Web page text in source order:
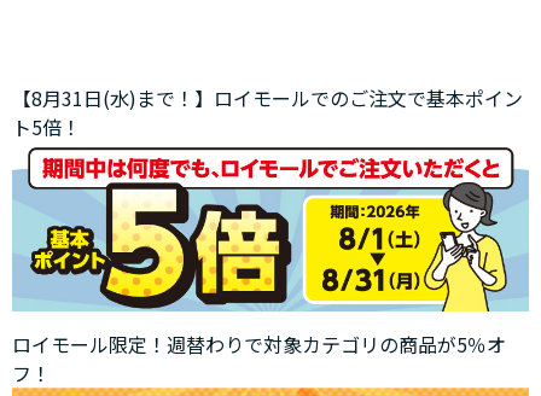
【8月31日(水)まで！】ロイモールでのご注文で基本ポイン
ト5倍！
ロイモール限定！週替わりで対象カテゴリの商品が5％オ
フ！